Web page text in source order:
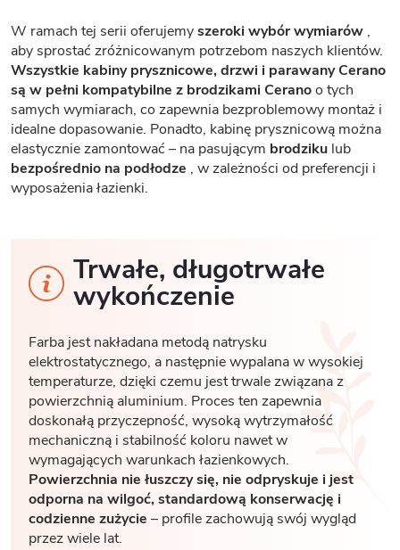
W ramach tej serii oferujemyszeroki wybór wymiarów ,
aby sprostać zróżnicowanym potrzebom naszych klientów.
Wszystkie kabiny prysznicowe, drzwi i parawany Cerano
są w pełni kompatybilne z brodzikami Ceranoo tych
samych wymiarach, co zapewnia bezproblemowy montaż i
idealne dopasowanie. Ponadto, kabinę prysznicową można
elastycznie zamontować – na pasującym brodziku lub
bezpośrednio na podłodze , w zależności od preferencji i
wyposażenia łazienki.
Trwałe, długotrwałe
wykończenie
Farba jest nakładana metodą natrysku
elektrostatycznego, a następnie wypalana w wysokiej
temperaturze, dzięki czemu jest trwale związana z
powierzchnią aluminium. Proces ten zapewnia
doskonałą przyczepność, wysoką wytrzymałość
mechaniczną i stabilność koloru nawet w
wymagających warunkach łazienkowych.
Powierzchnia nie łuszczy się, nie odpryskuje i jest
odporna na wilgoć, standardową konserwację i
codzienne zużycie – profile zachowują swój wygląd
przez wiele lat.